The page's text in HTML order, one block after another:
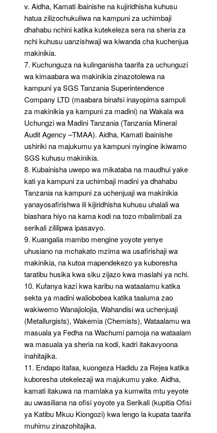
v. Aidha, Kamati ibainishe na kujiridhisha kuhusu
hatua zilizochukuliwa na kampuni za uchimbaji
dhahabu nchini katika kutekeleza sera na sheria za
nchi kuhusu uanzishwaji wa kiwanda cha kuchenjua
makinikia.
7. Kuchunguza na kulinganisha taarifa za uchunguzi
wa kimaabara wa makinikia zinazotolewa na
kampuni ya SGS Tanzania Superintendence
Company LTD (maabara binafsi inayopima sampuli
za makinikia ya kampuni za madini) na Wakala wa
Uchungzi wa Madini Tanzania (Tanzania Mineral
Audit Agency –TMAA). Aidha, Kamati ibainishe
ushiriki na majukumu ya kampuni nyingine ikiwamo
SGS kuhusu makinikia.
8. Kubainisha uwepo wa mikataba na maudhui yake
kati ya kampuni za uchimbaji madini ya dhahabu
Tanzania na kampuni za uchenjuaji wa makinikia
yanayosafirishwa ili kijiridhisha kuhusu uhalali wa
biashara hiyo na kama kodi na tozo mbalimbali za
serikali zililipwa ipasavyo.
9. Kuangalia mambo mengine yoyote yenye
uhusiano na mchakato mzima wa usafirishaji wa
makinikia, na kutoa mapendekezo ya kuboresha
taratibu husika kwa siku zijazo kwa maslahi ya nchi.
10. Kufanya kazi kwa karibu na wataalamu katika
sekta ya madini waliobobea katika taaluma zao
wakiwemo Wanajiolojia, Wahandisi wa uchenjuaji
(Metallurgists), Wakemia (Chemists), Wataalamu wa
masuala ya Fedha na Wachumi pamoja na wataalam
wa masuala ya sheria na kodi, kadri itakavyoona
inahitajika.
11. Endapo itafaa, kuongeza Hadidu za Rejea katika
kuboresha utekelezaji wa majukumu yake. Aidha,
kamati itakuwa na mamlaka ya kumwita mtu yeyote
au uwasiliana na ofisi yoyote ya Serikali (kupitia Ofisi
ya Katibu Mkuu Kiongozi) kwa lengo la kupata taarifa
muhimu zinazohitajika.